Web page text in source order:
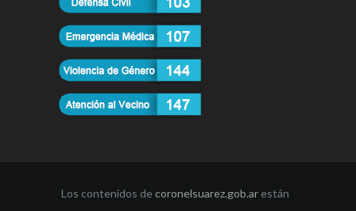
Los contenidos decoronelsuarez.gob.ar están